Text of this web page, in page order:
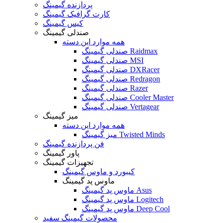
پردازنده گیمینگ
کارت گرافیک گیمینگ
کیس گیمینگ
صندلی گیمینگ
همه موارد این دسته
صندلی گیمینگ Raidmax
صندلی گیمینگ MSI
صندلی گیمینگ DXRacer
صندلی گیمینگ Redragon
صندلی گیمینگ Razer
صندلی گیمینگ Cooler Master
صندلی گیمینگ Vertagear
میز گیمینگ
همه موارد این دسته
میز گیمینگ Twisted Minds
فن پردازنده گیمینگ
پاور گیمینگ
تجهیزات گیمینگ
کیبورد و ماوس گیمینگ
ماوس پد گیمینگ
ماوس پد گیمینگ Asus
ماوس پد گیمینگ Logitech
ماوس پد گیمینگ Deep Cool
محصولات گیمینگ سفید